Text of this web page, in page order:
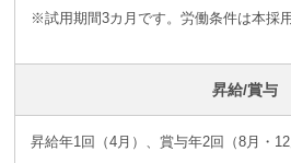
※試用期間3カ月です。労働条件は本採
昇給/賞与
昇給年1回（4月）、賞与年2回（8月・12